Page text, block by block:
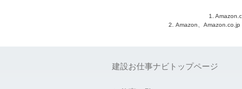
1.
2. Amazon、Amazon.co.jp
建設お仕事ナビトップページ